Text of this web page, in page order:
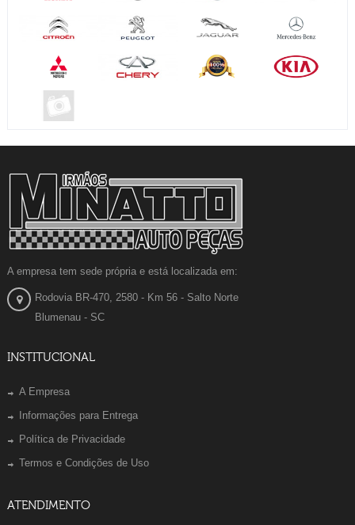
A empresa tem sede própria e está localizada em:
Rodovia BR-470, 2580 - Km 56 - Salto Norte
Blumenau - SC
INSTITUCIONAL
A Empresa
Informações para Entrega
Política de Privacidade
Termos e Condições de Uso
ATENDIMENTO